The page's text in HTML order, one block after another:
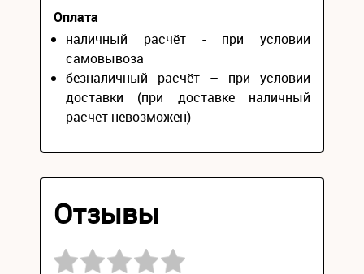
Оплата
наличный расчёт - при условии
самовывоза
безналичный расчёт – при условии
доставки (при доставке наличный
расчет невозможен)
Отзывы